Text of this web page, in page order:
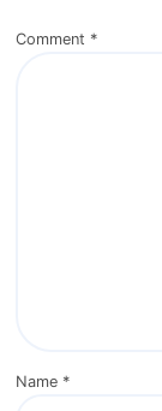
Comment *
Name *